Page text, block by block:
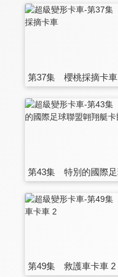
第37集 櫻桃採摘卡車
第49集 救護車卡車 2